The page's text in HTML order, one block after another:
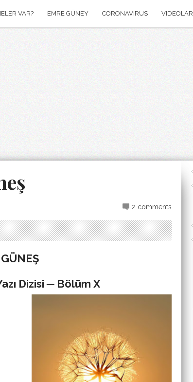
VAR? EMRE GÜNEY CORONAVIRUS VIDEOLAR
2 comments
GÜNEŞ
Dizisi ─ Bölüm X